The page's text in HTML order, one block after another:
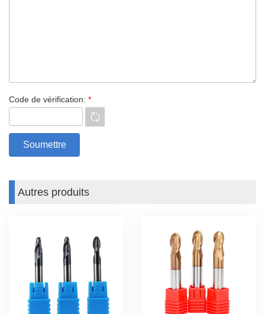
Code de vérification: *
Autres produits